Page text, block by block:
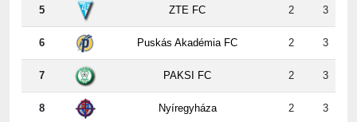
6 Puskás Akadémia FC 2 3
7 PAKSI FC 2 3
8 Nyíregyháza 2 3
9 Kispest-Honvéd 2 2